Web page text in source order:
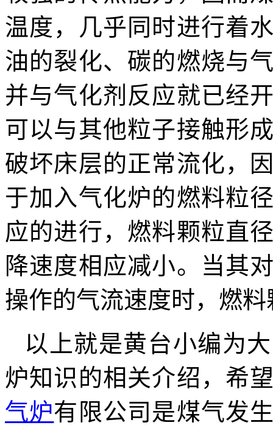
温度，几乎同时进行着
油的裂化、碳的燃烧与
并与气化剂反应就已经
可以与其他粒子接触形
破坏床层的正常流化，
于加入气化炉的燃料粒
应的进行，燃料颗粒直
降速度相应减小。当其
操作的气流速度时，燃
以上就是黄台小编为
炉知识的相关介绍，希
气炉有限公司是煤气发